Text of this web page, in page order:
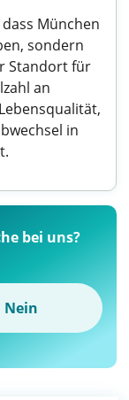
München
sondern
Standort für
an
in
bei uns?
Nein